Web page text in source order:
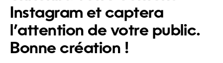
Instagram et captera
l’attention de votre public.
Bonne création !